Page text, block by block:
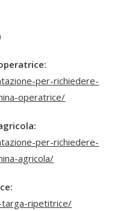
per-richiedere-
operatrice/
per-richiedere-
agricola/
ripetitrice/